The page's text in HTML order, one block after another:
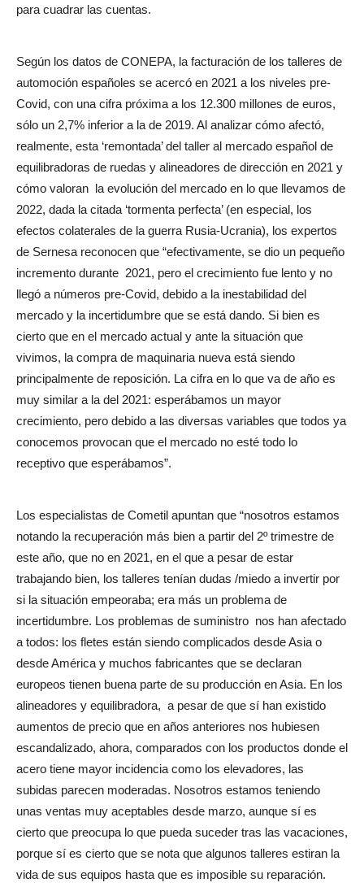
para cuadrar las cuentas.
Según los datos de CONEPA, la facturación de los talleres de
automoción españoles se acercó en 2021 a los niveles pre-
Covid, con una cifra próxima a los 12.300 millones de euros,
sólo un 2,7% inferior a la de 2019. Al analizar cómo afectó,
realmente, esta ‘remontada’ del taller al mercado español de
equilibradoras de ruedas y alineadores de dirección en 2021 y
cómo valoran la evolución del mercado en lo que llevamos de
2022, dada la citada ‘tormenta perfecta’ (en especial, los
efectos colaterales de la guerra Rusia-Ucrania), los expertos
de Sernesa reconocen que “efectivamente, se dio un pequeño
incremento durante 2021, pero el crecimiento fue lento y no
llegó a números pre-Covid, debido a la inestabilidad del
mercado y la incertidumbre que se está dando. Si bien es
cierto que en el mercado actual y ante la situación que
vivimos, la compra de maquinaria nueva está siendo
principalmente de reposición. La cifra en lo que va de año es
muy similar a la del 2021: esperábamos un mayor
crecimiento, pero debido a las diversas variables que todos ya
conocemos provocan que el mercado no esté todo lo
receptivo que esperábamos”.
Los especialistas de Cometil apuntan que “nosotros estamos
notando la recuperación más bien a partir del 2º trimestre de
este año, que no en 2021, en el que a pesar de estar
trabajando bien, los talleres tenían dudas /miedo a invertir por
si la situación empeoraba; era más un problema de
incertidumbre. Los problemas de suministro nos han afectado
a todos: los fletes están siendo complicados desde Asia o
desde América y muchos fabricantes que se declaran
europeos tienen buena parte de su producción en Asia. En los
alineadores y equilibradora, a pesar de que sí han existido
aumentos de precio que en años anteriores nos hubiesen
escandalizado, ahora, comparados con los productos donde el
acero tiene mayor incidencia como los elevadores, las
subidas parecen moderadas. Nosotros estamos teniendo
unas ventas muy aceptables desde marzo, aunque sí es
cierto que preocupa lo que pueda suceder tras las vacaciones,
porque sí es cierto que se nota que algunos talleres estiran la
vida de sus equipos hasta que es imposible su reparación.